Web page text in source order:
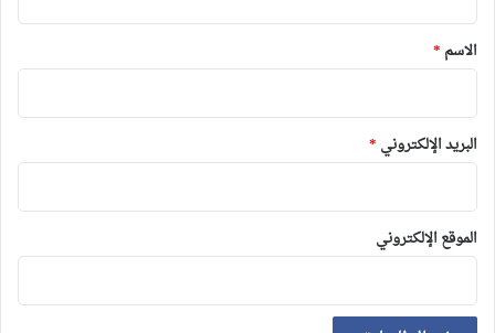
*
الاسم *
البريد الإلكتروني *
الموقع الإلكتروني